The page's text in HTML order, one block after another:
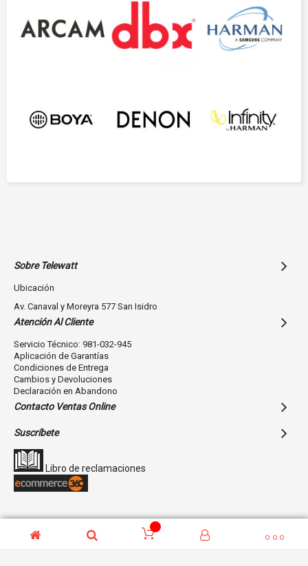
Sobre Telewatt
Ubicación
Av. Canaval y Moreyra 577 San Isidro
Atención Al Cliente
Servicio Técnico: 981-032-945
Aplicación de Garantías
Condiciones de Entrega
Cambios y Devoluciones
Declaración en Abandono
Contacto Ventas Online
Suscríbete
Libro de reclamaciones